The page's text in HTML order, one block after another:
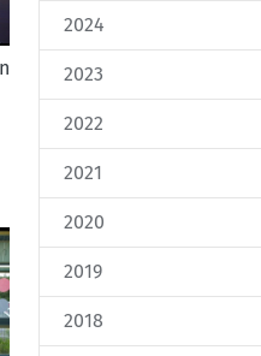
2024
2023
2022
2021
2020
2019
2018